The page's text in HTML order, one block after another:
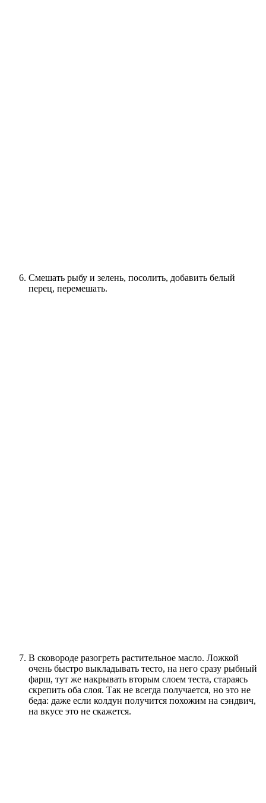
Смешать рыбу и зелень, посолить, добавить белый
перец, перемешать.
В сковороде разогреть растительное масло. Ложкой
очень быстро выкладывать тесто, на него сразу рыбный
фарш, тут же накрывать вторым слоем теста, стараясь
скрепить оба слоя. Так не всегда получается, но это не
беда: даже если колдун получится похожим на сэндвич,
на вкусе это не скажется.